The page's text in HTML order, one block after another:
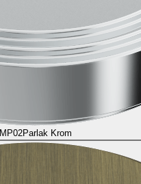
MP02Parlak Krom